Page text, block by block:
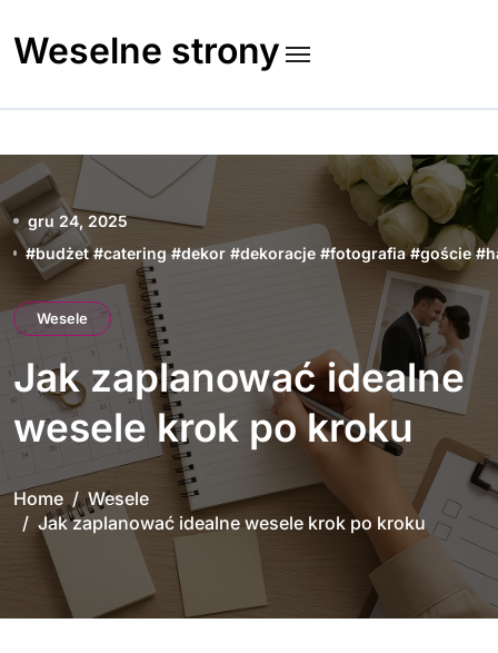
to
content
Weselne strony
gru 24, 2025
#budżet #catering #dekor #dekoracje #fotografia #goście #
Wesele
Jak zaplanować idealne
wesele krok po kroku
Home
Wesele
Jak zaplanować idealne wesele krok po kroku